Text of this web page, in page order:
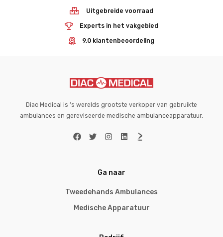
Uitgebreide voorraad
Experts in het vakgebied
9,0 klantenbeoordeling
Diac Medical is ’s werelds grootste verkoper van gebruikte
ambulances en gereviseerde medische ambulanceapparatuur.
Ga naar
Tweedehands Ambulances
Medische Apparatuur